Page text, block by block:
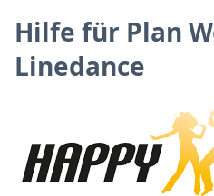
Hilfe für Plan
Linedance